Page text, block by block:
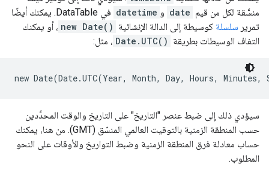
منسَّقة لكل من قيم date و datetime
في DataTable. يمكنك أيضًا
تمرير سلسلة كوسيطة إلى الدالة الإنشائية new Date() ، أو يمكنك
التفاف الوسيطات بطريقة Date.UTC() ، مثل:
new Date(Date.UTC(Year, Month, Day, Hours,
سيؤدي ذلك إلى ضبط عنصر "التاريخ" على التاريخ والوقت المحدَّدين
حسب المنطقة الزمنية بالتوقيت العالمي المنسّق (GMT). من هنا، يمكنك
حساب معادلة فرق المنطقة الزمنية وضبط التواريخ والأوقات على النحو
المطلوب.